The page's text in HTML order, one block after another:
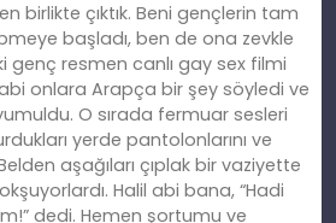
birlikte çıktık. Beni gençlerin tam
başladı, ben de ona zevkle
genç resmen canlı gay sex filmi
onlara Arapça bir şey söyledi ve
O sırada fermuar sesleri
yerde pantolonlarını ve
aşağıları çıplak bir vaziyette
Halil abi bana, “Hadi
dedi. Hemen şortumu ve